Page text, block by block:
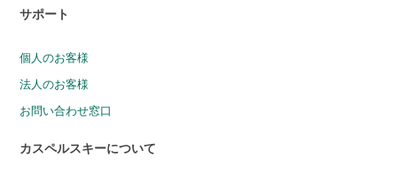
サポート
個人のお客様
法人のお客様
お問い合わせ窓口
カスペルスキーについて